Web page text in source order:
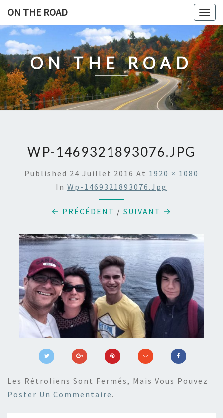
content
ON THE ROAD
ON THE ROAD
WP-1469321893076.JPG
Published 24 Juillet 2016 At 1920 × 1080
In Wp-1469321893076.jpg
← PRÉCÉDENT / SUIVANT →
Les Rétroliens Sont Fermés, Mais Vous Pouvez
Poster Un Commentaire .